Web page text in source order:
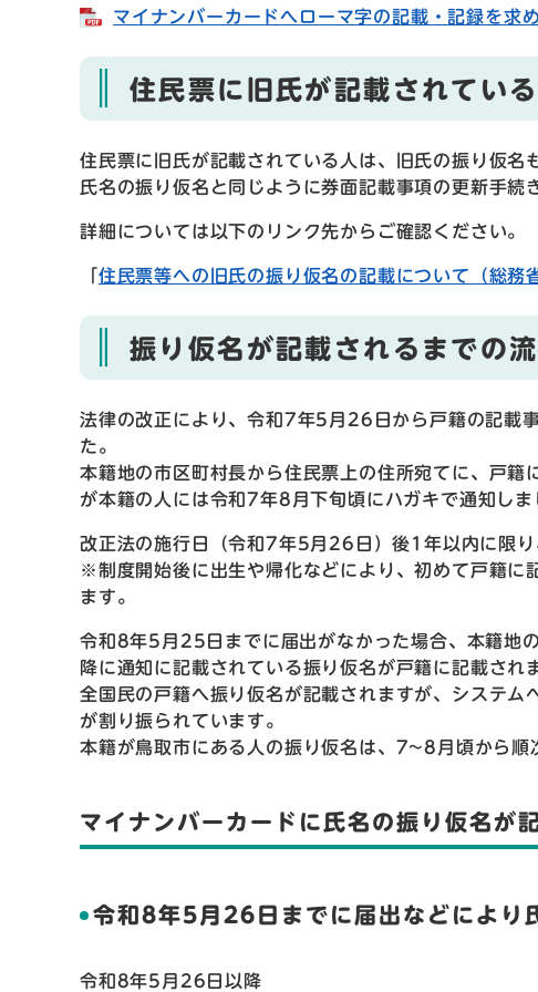
マイナンバーカードへローマ字の記載・記録を
住民票に旧氏が記載されてい
住民票に旧氏が記載されている人は、旧氏の振り仮名
氏名の振り仮名と同じように券面記載事項の更新手続
詳細については以下のリンク先からご確認ください。
「住民票等への旧氏の振り仮名の記載について（総務
振り仮名が記載されるまでの
法律の改正により、令和7年5月26日から戸籍の記載
た。
本籍地の市区町村長から住民票上の住所宛てに、戸
が本籍の人には令和7年8月下旬頃にハガキで通知しま
改正法の施行日（令和7年5月26日）後1年以内に限り
※制度開始後に出生や帰化などにより、初めて戸籍に
ます。
令和8年5月25日までに届出がなかった場合、本籍地
降に通知に記載されている振り仮名が戸籍に記載され
全国民の戸籍へ振り仮名が記載されますが、システ
が割り振られています。
本籍が鳥取市にある人の振り仮名は、7~8月頃から順
マイナンバーカードに氏名の振り仮名が
令和8年5月26日までに届出などにより
令和8年5月26日以降